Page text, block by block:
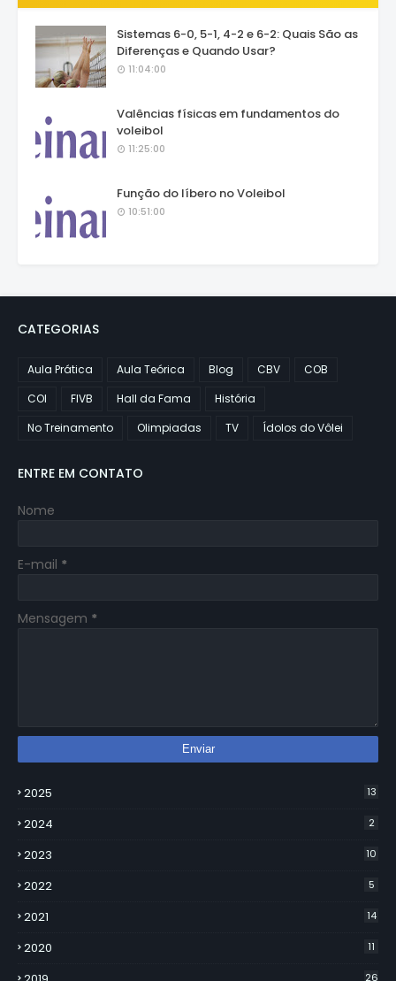
Sistemas 6-0, 5-1, 4-2 e 6-2: Quais São as
Diferenças e Quando Usar?
11:04:00
Valências físicas em fundamentos do
voleibol
11:25:00
Função do líbero no Voleibol
10:51:00
CATEGORIAS
Aula Prática Aula Teórica Blog CBV
COB
COI
FIVB Hall da Fama
História
No Treinamento
Olimpiadas TV Ídolos do Vôlei
ENTRE EM CONTATO
Nome
E-mail *
Mensagem *
2025 13
2024 2
2023 10
2022 5
2021 14
2020 11
26